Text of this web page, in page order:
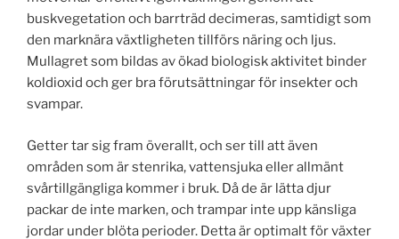
buskvegetation och barrträd decimeras, samtidigt som
den marknära växtligheten tillförs näring och ljus.
Mullagret som bildas av ökad biologisk aktivitet binder
koldioxid och ger bra förutsättningar för insekter och
svampar.
Getter tar sig fram överallt, och ser till att även
områden som är stenrika, vattensjuka eller allmänt
svårtillgängliga kommer i bruk. Då de är lätta djur
packar de inte marken, och trampar inte upp känsliga
jordar under blöta perioder. Detta är optimalt för växter